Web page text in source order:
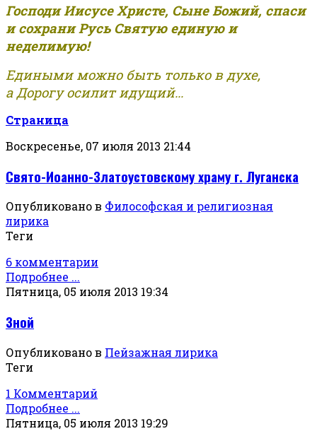
Господи Иисусе Христе, Сыне Божий, спаси
и сохрани Русь Святую единую и
неделимую!
Едиными можно быть только в духе,
а Дорогу осилит идущий...
Страница
Воскресенье, 07 июля 2013 21:44
Свято-Иоанно-Златоустовскому храму г. Луганска
Опубликовано в Философская и религиозная
лирика
Теги
6 комментарии
Подробнее ...
Пятница, 05 июля 2013 19:34
Зной
Опубликовано в Пейзажная лирика
Теги
1 Комментарий
Подробнее ...
Пятница, 05 июля 2013 19:29